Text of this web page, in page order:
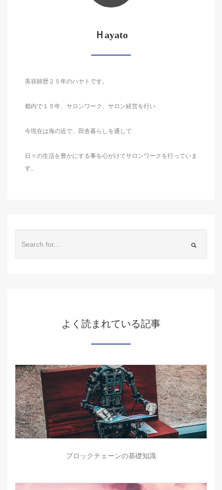
Ｈayato
美容師歴２５年のハヤトです。
都内で１５年、サロンワーク、サロン経営を行い
今現在は海の近で、田舎暮らしを通して
日々の生活を豊かにする事を心がけてサロンワークを行っていま
す。
よく読まれている記事
ブロックチェーンの基礎知識